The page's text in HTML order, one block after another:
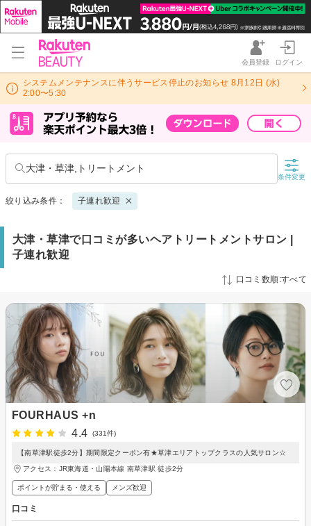
会員登録 ログイン
システムメンテナンスに伴うサービス停止のお知らせ 8月12日 (水)
2:00〜5:30
大津・草津,トリートメント
条件変更
絞り込み条件： 子連れ歓迎
大津・草津で口コミが多いヘアトリートメントサロン |
子連れ歓迎
口コミ数順:すべて
FOURHAUS +n
4.4
(331件)
【南草津駅徒歩2分】期間限定クーポン有★草津エリアトップクラスの人気サロン☆
アクセス：JR東海道・山陽本線 南草津駅 徒歩2分
ポイントが貯まる・使える メンズ歓迎
口コミ